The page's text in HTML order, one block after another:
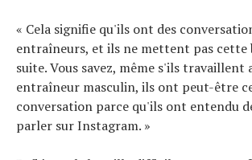
« Cela signifie qu'ils ont des
entraîneurs, et ils ne mettent pas
suite. Vous savez, même s'ils travaillent
entraîneur masculin, ils ont peut-être
conversation parce qu'ils ont entendu
parler sur Instagram. »